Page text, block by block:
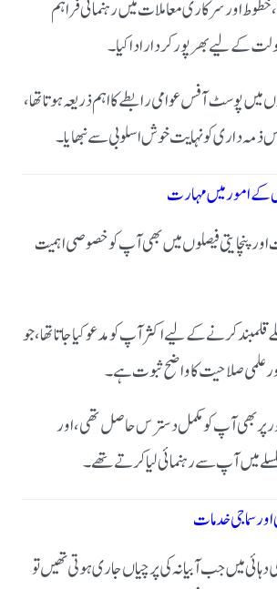
اور سرکاری معاملات میں رہنمائی فراہم
کے لیے بھرپور کردار ادا کیا۔
میں پوسٹ آفس عوامی رابطے کا اہم ذریعہ ہوتا تھا،
ذمہ داری کو نہایت خوش اسلوبی سے نبھایا۔
کے امور میں مہارت
پنچایتی فیصلوں میں بھی آپ کو خصوصی اہمیت
قلمبند کرنے کے لیے اکثر آپ کو مدعو کیا جاتا تھا، جو
علمی صلاحیت کا واضح ثبوت ہے۔
پر بھی آپ کو مکمل دسترس حاصل تھی، اور
میں آپ سے رہنمائی لیا کرتے تھے۔
سماجی خدمات
اور 1990 کی دہائی میں جب آبیانہ کی پرچیاں جاری ہوتی تھیں تو